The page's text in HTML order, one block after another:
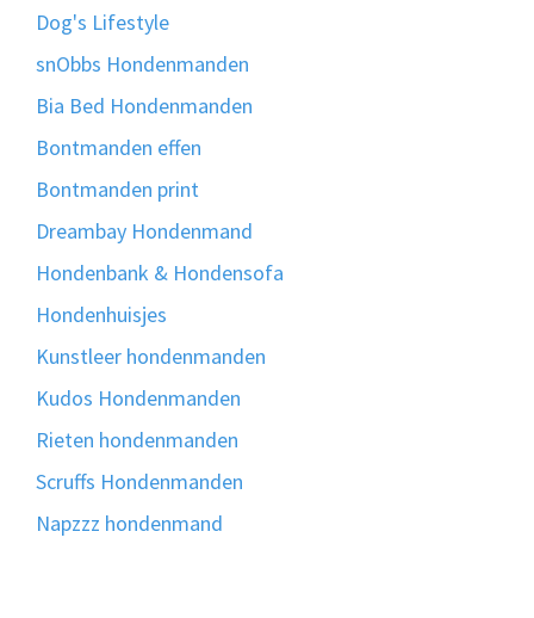
Dog's Lifestyle
snObbs Hondenmanden
Bia Bed Hondenmanden
Bontmanden effen
Bontmanden print
Dreambay Hondenmand
Hondenbank & Hondensofa
Hondenhuisjes
Kunstleer hondenmanden
Kudos Hondenmanden
Rieten hondenmanden
Scruffs Hondenmanden
Napzzz hondenmand